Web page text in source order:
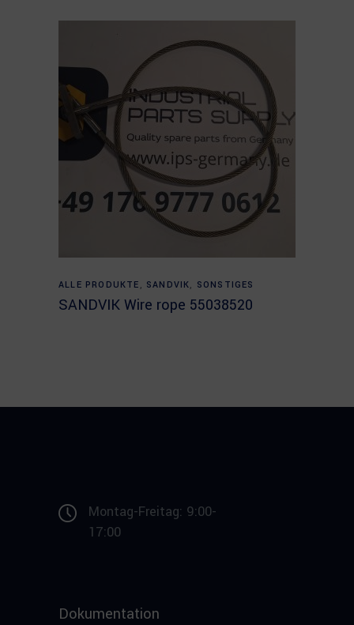
Read more
ALLE PRODUKTE , SANDVIK, SONSTIGES
SANDVIK Wire rope 55038520
Montag-Freitag: 9:00-
17:00
Dokumentation